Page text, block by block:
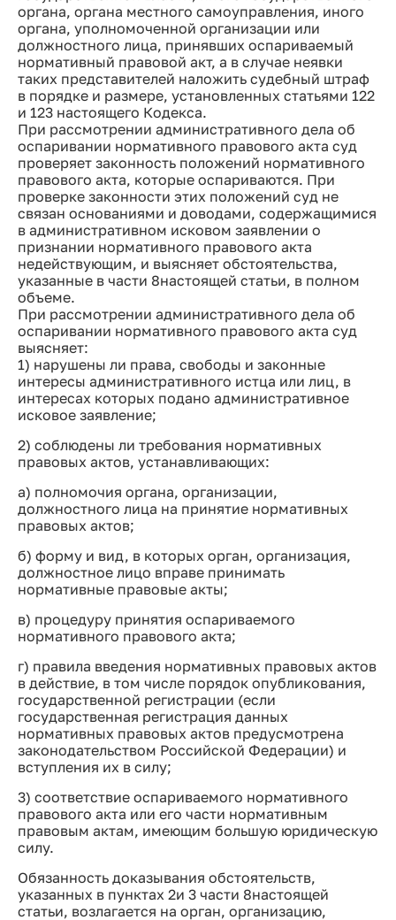
органа, органа местного самоуправления, иного
органа, уполномоченной организации или
должностного лица, принявших оспариваемый
нормативный правовой акт, а в случае неявки
таких представителей наложить судебный штраф
в порядке и размере, установленных статьями 122
и 123 настоящего Кодекса.
При рассмотрении административного дела об
оспаривании нормативного правового акта суд
проверяет законность положений нормативного
правового акта, которые оспариваются. При
проверке законности этих положений суд не
связан основаниями и доводами, содержащимися
в административном исковом заявлении о
признании нормативного правового акта
недействующим, и выясняет обстоятельства,
указанные в части 8настоящей статьи, в полном
объеме.
При рассмотрении административного дела об
оспаривании нормативного правового акта суд
выясняет:
1) нарушены ли права, свободы и законные
интересы административного истца или лиц, в
интересах которых подано административное
исковое заявление;
2) соблюдены ли требования нормативных
правовых актов, устанавливающих:
а) полномочия органа, организации,
должностного лица на принятие нормативных
правовых актов;
б) форму и вид, в которых орган, организация,
должностное лицо вправе принимать
нормативные правовые акты;
в) процедуру принятия оспариваемого
нормативного правового акта;
г) правила введения нормативных правовых актов
в действие, в том числе порядок опубликования,
государственной регистрации (если
государственная регистрация данных
нормативных правовых актов предусмотрена
законодательством Российской Федерации) и
вступления их в силу;
3) соответствие оспариваемого нормативного
правового акта или его части нормативным
правовым актам, имеющим большую юридическую
силу.
Обязанность доказывания обстоятельств,
указанных в пунктах 2и 3 части 8настоящей
статьи, возлагается на орган, организацию,